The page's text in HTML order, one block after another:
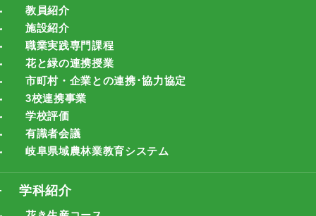
教員紹介
施設紹介
職業実践専門課程
花と緑の連携授業
市町村・企業との連携･協力協定
3校連携事業
学校評価
有識者会議
岐阜県域農林業教育システム
学科紹介